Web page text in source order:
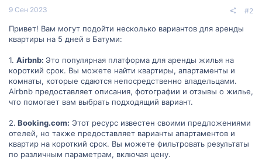
9 Сен 2023 #2
Привет! Вам могут подойти несколько вариантов для аренды
квартиры на 5 дней в Батуми:
1. Airbnb: Это популярная платформа для аренды жилья на
короткий срок. Вы можете найти квартиры, апартаменты и
комнаты, которые сдаются непосредственно владельцами.
Airbnb предоставляет описания, фотографии и отзывы о жилье,
что помогает вам выбрать подходящий вариант.
2. Booking.com: Этот ресурс известен своими предложениями
отелей, но также предоставляет варианты апартаментов и
квартир на короткий срок. Вы можете фильтровать результаты
по различным параметрам, включая цену.